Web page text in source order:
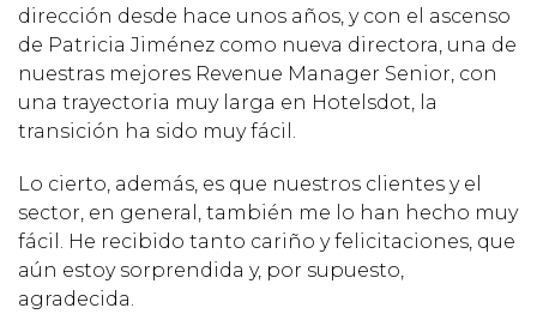
dirección desde hace unos años, y con el ascenso
de Patricia Jiménez como nueva directora, una de
nuestras mejores Revenue Manager Senior, con
una trayectoria muy larga en Hotelsdot, la
transición ha sido muy fácil.
Lo cierto, además, es que nuestros clientes y el
sector, en general, también me lo han hecho muy
fácil. He recibido tanto cariño y felicitaciones, que
aún estoy sorprendida y, por supuesto,
agradecida.